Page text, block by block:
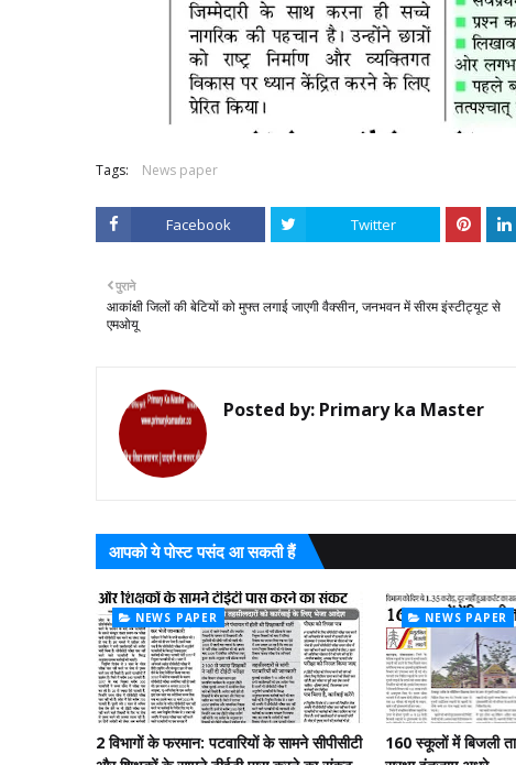
Tags: News paper
Facebook Twitter
पुराने
आकांक्षी जिलों की बेटियों को मुफ्त लगाई जाएगी वैक्सीन, जनभवन में सीरम इंस्टीट्यूट से
एमओयू
Posted by: Primary ka Master
आपको ये पोस्ट पसंद आ सकती हैं
NEWS PAPER
2 विभागों के फरमान: पटवारियों के सामने सीपीसीटी
NEWS PAPER
160 स्कूलों में बिजली